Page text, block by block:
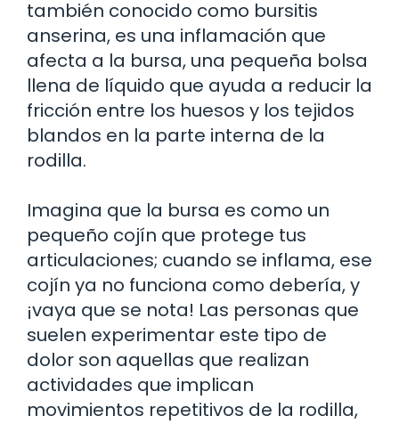
también conocido como bursitis
anserina, es una inflamación que
afecta a la bursa, una pequeña bolsa
llena de líquido que ayuda a reducir la
fricción entre los huesos y los tejidos
blandos en la parte interna de la
rodilla.
Imagina que la bursa es como un
pequeño cojín que protege tus
articulaciones; cuando se inflama, ese
cojín ya no funciona como debería, y
¡vaya que se nota! Las personas que
suelen experimentar este tipo de
dolor son aquellas que realizan
actividades que implican
movimientos repetitivos de la rodilla,